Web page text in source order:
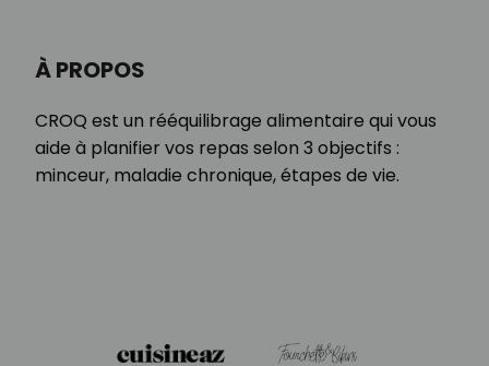
À PROPOS
CROQ est un rééquilibrage alimentaire qui vous
aide à planifier vos repas selon 3 objectifs :
minceur, maladie chronique, étapes de vie.